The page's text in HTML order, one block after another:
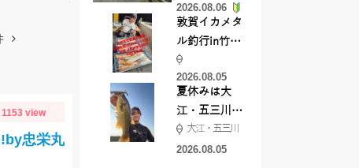
1153 view
!by忠栄丸
てきました
2026.08.06
敦賀イカメタ
ル釣行in竹宝
丸様 釣り方で
釣果が激変！
竿頭を取った
パターンと
は？
2026.08.05
夏休みは大
江・五三川で
バスフィッシ
ング♪
大江・五三川
2026.08.05